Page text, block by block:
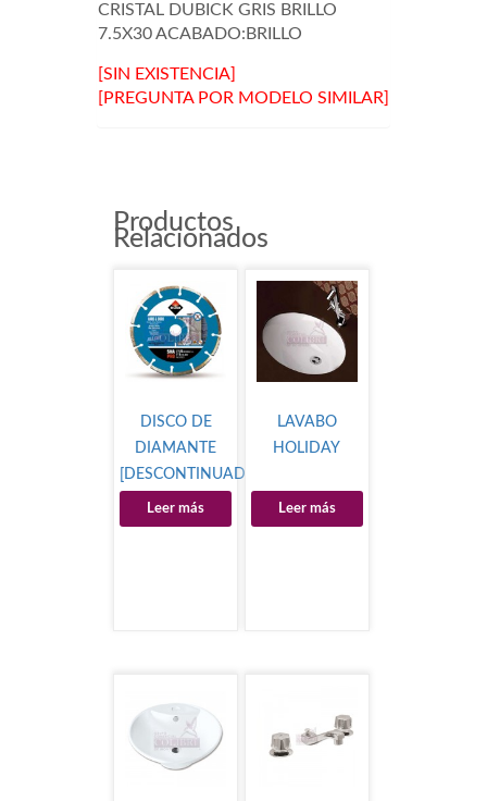
CRISTAL DUBICK GRIS BRILLO
7.5X30 ACABADO:BRILLO
[SIN EXISTENCIA]
[PREGUNTA POR MODELO SIMILAR]
Productos
Relacionados
DISCO DE
DIAMANTE
[DESCONTINUADO]
Leer más
LAVABO
HOLIDAY
Leer más